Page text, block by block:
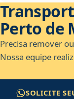
Perto de
Precisa remover
Nossa equipe
SOLICITE